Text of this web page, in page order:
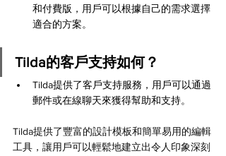
和付費版，用戶可以根據自己的需求選擇
適合的方案。
Tilda的客戶支持如何？
Tilda提供了客戶支持服務，用戶可以通過
郵件或在線聊天來獲得幫助和支持。
Tilda提供了豐富的設計模板和簡單易用的編輯
工具，讓用戶可以輕鬆地建立出令人印象深刻